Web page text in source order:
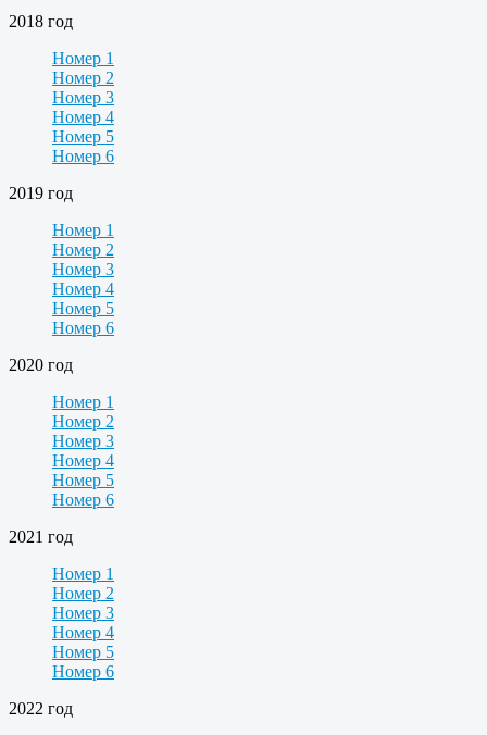
2018 год
Номер 1
Номер 2
Номер 3
Номер 4
Номер 5
Номер 6
2019 год
Номер 1
Номер 2
Номер 3
Номер 4
Номер 5
Номер 6
2020 год
Номер 1
Номер 2
Номер 3
Номер 4
Номер 5
Номер 6
2021 год
Номер 1
Номер 2
Номер 3
Номер 4
Номер 5
Номер 6
2022 год